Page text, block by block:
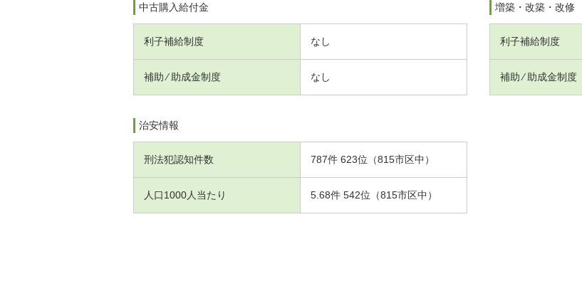
中古購入給付金
利子補給制度 なし
補助 ⁄ 助成金制度 なし
増築・改築・改修
利子補給制度
補助 ⁄ 助成金制度
治安情報
刑法犯認知件数 787件 623位（815市区中）
人口1000人当たり 5.68件 542位（815市区中）